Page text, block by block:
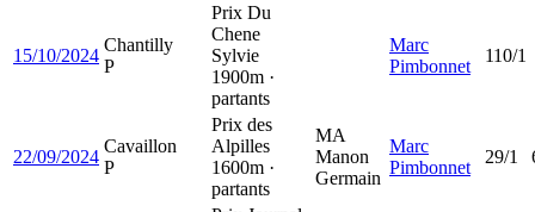
15/10/2024
Chantilly
P
Prix Du
Chene
Sylvie
1900m ·
partants
Marc
Pimbonnet
110/1
22/09/2024
Cavaillon
P
Prix des
Alpilles
1600m ·
partants
MA
Manon
Germain
Marc
Pimbonnet
29/1